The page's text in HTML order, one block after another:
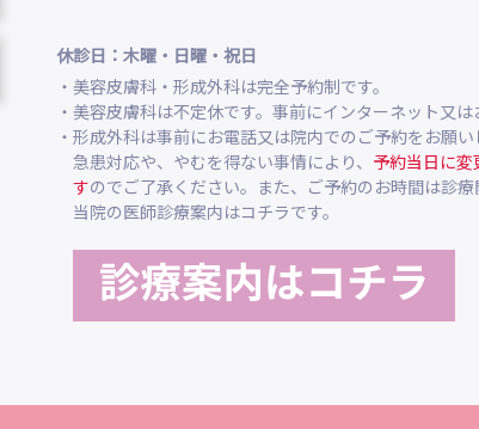
休診日：木曜・日曜・祝日
・美容皮膚科・形成外科は完全予約制です。
・美容皮膚科は不定休です。事前にインターネット又は
・形成外科は事前にお電話又は院内でのご予約をお願い
急患対応や、やむを得ない事情により、 予約当日に
すのでご了承ください。また、ご予約のお時間は診療
当院の医師診療案内はコチラです。